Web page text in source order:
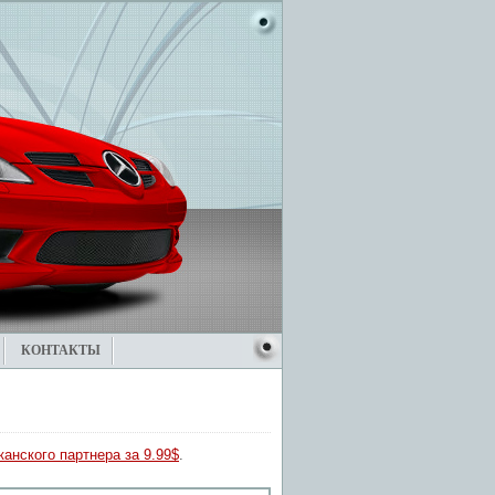
КОНТАКТЫ
партнера за 9.99$.